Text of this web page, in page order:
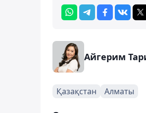
Айгерим
Қазақстан Алматы